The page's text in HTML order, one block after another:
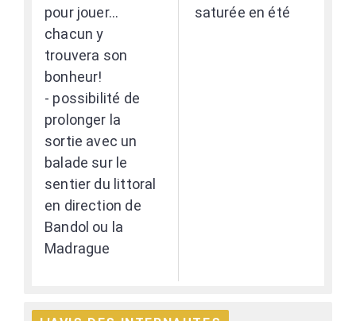
pour jouer...
chacun y
trouvera son
bonheur!
- possibilité de
prolonger la
sortie avec un
balade sur le
sentier du littoral
en direction de
Bandol ou la
Madrague
saturée en été